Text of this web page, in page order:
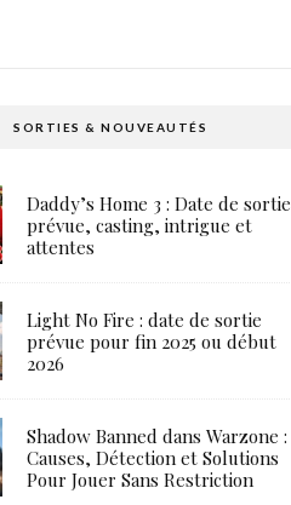
SORTIES & NOUVEAUTÉS
Daddy’s Home 3 : Date de sortie
prévue, casting, intrigue et
attentes
Light No Fire : date de sortie
prévue pour fin 2025 ou début
2026
Shadow Banned dans Warzone :
Causes, Détection et Solutions
Pour Jouer Sans Restriction